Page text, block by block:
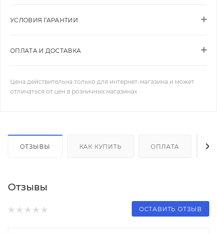
УСЛОВИЯ ГАРАНТИИ
ОПЛАТА И ДОСТАВКА
Цена действительна только для интернет-магазина и может
отличаться от цен в розничных магазинах
ОТЗЫВЫ КАК КУПИТЬ ОПЛАТА
Отзывы
ОСТАВИТЬ ОТЗЫВ